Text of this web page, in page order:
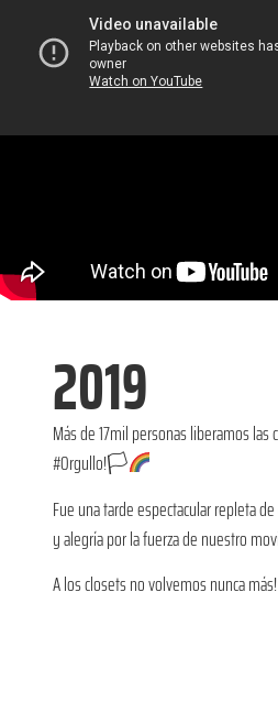
2019
Más de 17mil personas liberamos las
#Orgullo!🏳‍
Fue una tarde espectacular repleta
y alegría por la fuerza de nuestro
A los closets no volvemos nunca más!